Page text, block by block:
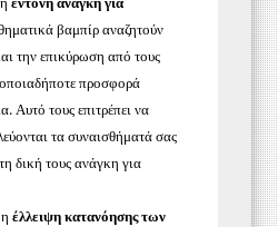
βαμπίρ αναζητούν
την επικύρωση από τους
προσφορά
Αυτό τους επιτρέπει να
τα συναισθήματά σας
δική τους ανάγκη για
έλλειψη κατανόησης των